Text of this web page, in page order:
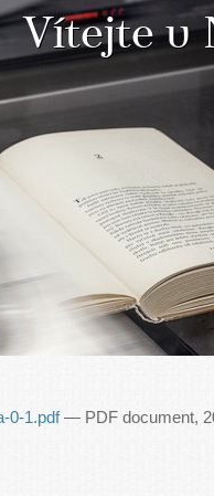
Vítejte v
0-1.pdf— PDF document,